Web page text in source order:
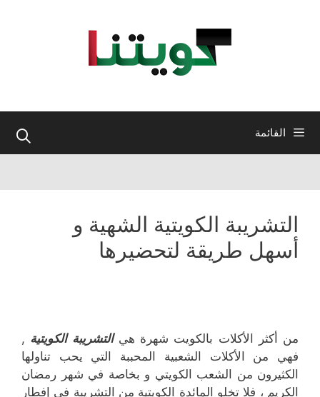
القائمة
التشريبة الكويتية الشهية و
أسهل طريقة لتحضيرها
من أكثر الأكلات بالكويت شهرة هيالتشريبة الكويتية ,
فهي من الأكلات الشعبية المحببة التي يحب تناولها
الكثيرون من الشعب الكويتي و بخاصة في شهر رمضان
الكريم ، فلا تخلو المائدة الكويتية من التشريبة في إفطار